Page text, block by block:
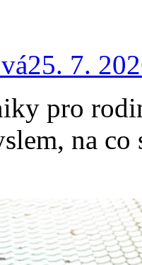
25. 7.
pro
na